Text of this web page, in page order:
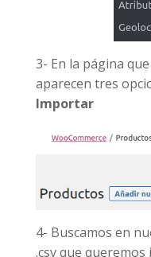
3- En la página
aparecen tres
Importar
4- Buscamos en
.csv que